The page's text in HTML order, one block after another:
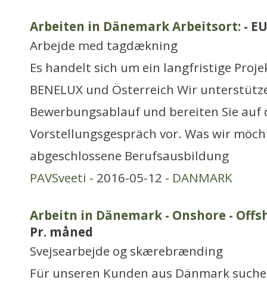
Arbeiten in Dänemark Arbeitsort: -
Arbejde med tagdækning
Es handelt sich um ein langfristige
BENELUX und Österreich Wir
Bewerbungsablauf und bereiten Sie auf
Vorstellungsgespräch vor. Was wir
abgeschlossene Berufsausbildung
PAVSveeti - 2016-05-12 - DANMARK
Arbeitn in Dänemark - Onshore -
Pr. måned
Svejsearbejde og skærebrænding
Für unseren Kunden aus Dänmark